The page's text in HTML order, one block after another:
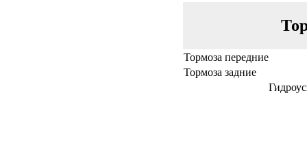
Тормоза передние
Тормоза задние